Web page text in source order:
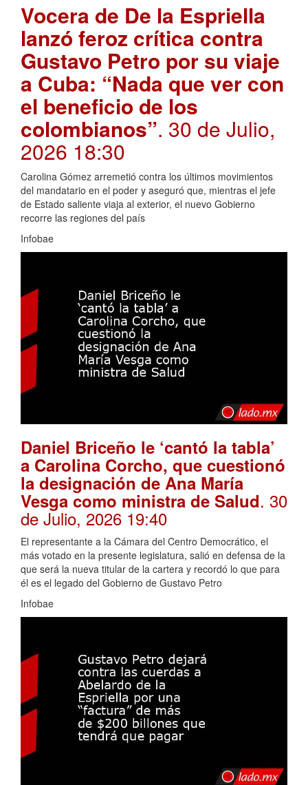
Vocera de De la Espriella
lanzó feroz crítica contra
Gustavo Petro por su viaje
a Cuba: “Nada que ver con
el beneficio de los
colombianos”. 30 de Julio,
2026 18:30
Carolina Gómez arremetió contra los últimos movimientos
del mandatario en el poder y aseguró que, mientras el jefe
de Estado saliente viaja al exterior, el nuevo Gobierno
recorre las regiones del país
Infobae
Daniel Briceño le ‘cantó la tabla’
a Carolina Corcho, que cuestionó
la designación de Ana María
Vesga como ministra de Salud. 30
de Julio, 2026 19:40
El representante a la Cámara del Centro Democrático, el
más votado en la presente legislatura, salió en defensa de la
que será la nueva titular de la cartera y recordó lo que para
él es el legado del Gobierno de Gustavo Petro
Infobae